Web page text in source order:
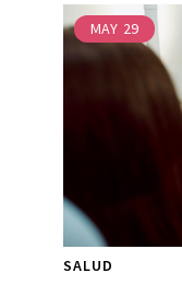
MAY 29
SALUD